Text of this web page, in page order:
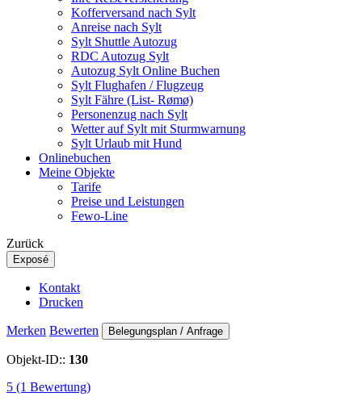
Kofferversand nach Sylt
Anreise nach Sylt
Sylt Shuttle Autozug
RDC Autozug Sylt
Autozug Sylt Online Buchen
Sylt Flughafen / Flugzeug
Sylt Fähre (List- Rømø)
Personenzug nach Sylt
Wetter auf Sylt mit Sturmwarnung
Sylt Urlaub mit Hund
Onlinebuchen
Meine Objekte
Tarife
Preise und Leistungen
Fewo-Line
Zurück
Exposé
Kontakt
Drucken
Merken Bewerten Belegungsplan / Anfrage
Objekt-ID:: 130
5 (1 Bewertung)